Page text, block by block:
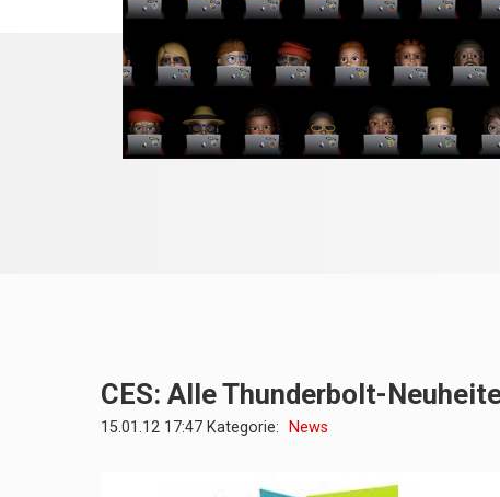
CES: Alle Thunderbolt-
15.01.12 17:47 Kategorie: News